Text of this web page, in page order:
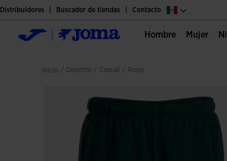
Distribuidores Buscador de tiendas Contacto
Hombre Mujer
Inicio / deporte / casual / ropa